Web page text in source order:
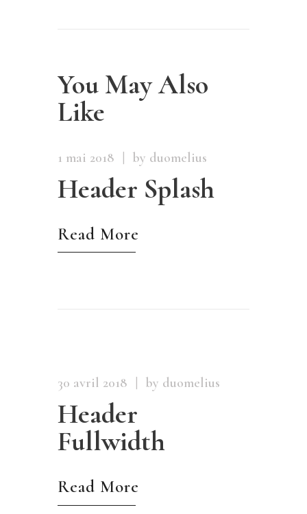
You May Also
Like
1 mai 2018 by duomelius
Header Splash
Read More
30 avril 2018 by duomelius
Header
Fullwidth
Read More